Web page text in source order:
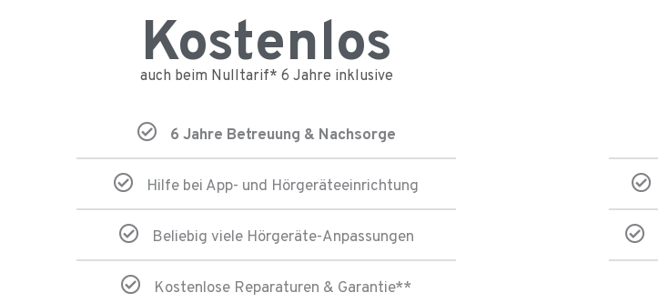
Kostenlos
auch beim Nulltarif* 6 Jahre inklusive
6 Jahre Betreuung & Nachsorge
Hilfe bei App- und Hörgeräteeinrichtung
Beliebig viele Hörgeräte-Anpassungen
Kostenlose Reparaturen & Garantie**